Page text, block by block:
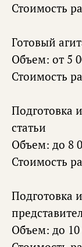
Стоимость
Готовый
Объем: от 5
Стоимость
Подготовка
статьи
Объем: до 8
Стоимость
Подготовка
Объем: до 10